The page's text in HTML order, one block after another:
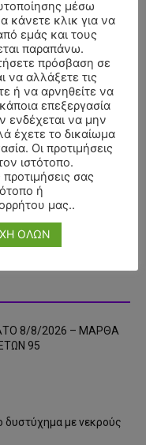
8/8/2026 – ΜΑΡΘΑ
95
δυστύχημα με νεκρούς
μέσω
κάνετε κλικ για να
εμάς και τους
παραπάνω.
πρόσβαση σε
να αλλάξετε τις
ή να αρνηθείτε να
επεξεργασία
να μην
έχετε το δικαίωμα
Οι προτιμήσεις
ιστότοπο.
σας
ή
μας..
ΟΛΩΝ